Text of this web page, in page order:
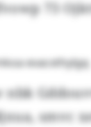
73
evacxthylgq
nbk
smvc